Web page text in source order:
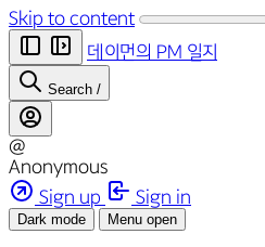
Skip to content
데이먼의 PM 일지
Search /
@
Anonymous
Sign up
Sign in
Dark mode Menu open